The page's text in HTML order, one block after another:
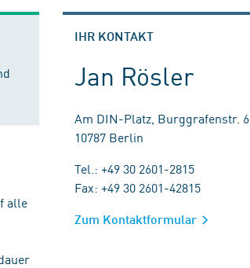
alle
IHR KONTAKT
Jan Rösler
Am DIN-Platz, Burggrafenstr. 6
10787 Berlin
Tel.: +49 30 2601-2815
Fax: +49 30 2601-42815
Zum Kontaktformular